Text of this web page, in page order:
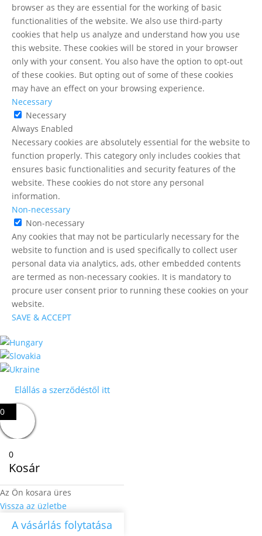
browser as they are essential for the working of basic
functionalities of the website. We also use third-party
cookies that help us analyze and understand how you use
this website. These cookies will be stored in your browser
only with your consent. You also have the option to opt-out
of these cookies. But opting out of some of these cookies
may have an effect on your browsing experience.
Necessary
Necessary
Always Enabled
Necessary cookies are absolutely essential for the website to
function properly. This category only includes cookies that
ensures basic functionalities and security features of the
website. These cookies do not store any personal
information.
Non-necessary
Non-necessary
Any cookies that may not be particularly necessary for the
website to function and is used specifically to collect user
personal data via analytics, ads, other embedded contents
are termed as non-necessary cookies. It is mandatory to
procure user consent prior to running these cookies on your
website.
SAVE & ACCEPT
Elállás a szerződéstől itt
0
0
Kosár
Az Ön kosara üres
Vissza az üzletbe
A vásárlás folytatása